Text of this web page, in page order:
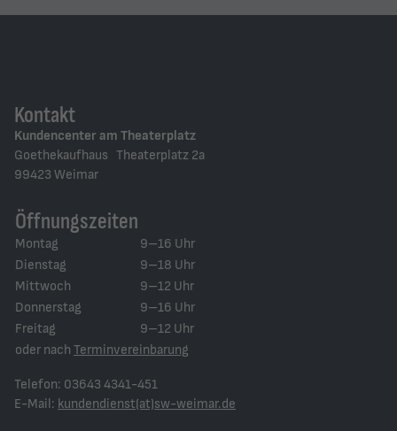
Kontakt
Kundencenter am Theaterplatz
Goethekaufhaus Theaterplatz 2a
99423 Weimar
Öffnungszeiten
Montag
9–16 Uhr
Dienstag
9–18 Uhr
Mittwoch
9–12 Uhr
Donnerstag
9–16 Uhr
Freitag
9–12 Uhr
oder nach Terminvereinbarung
Telefon: 03643 4341-451
E-Mail: kundendienst(at)sw-weimar.de